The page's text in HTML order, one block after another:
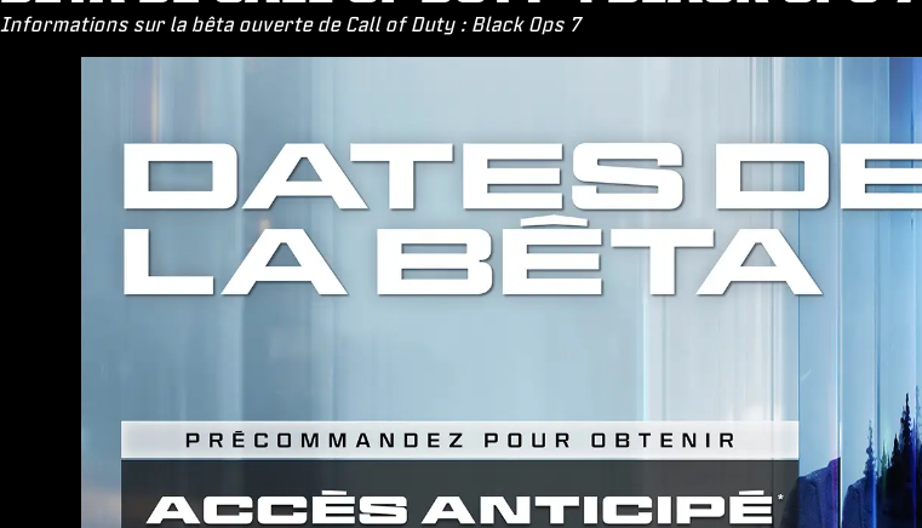
Informations sur la bêta ouverte de Call of Duty : Black Ops 7